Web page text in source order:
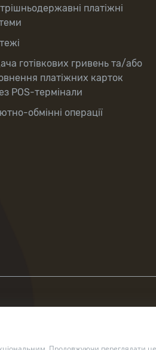
платіжні
готівкових гривень та/або
платіжних карток
POS-термінали
обмінні операції